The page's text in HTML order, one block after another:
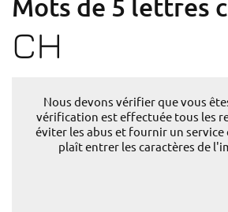
Mots de 5 lettres
CH
Nous devons vérifier que vous
vérification est effectuée tous les
éviter les abus et fournir un service
plaît entrer les caractères de